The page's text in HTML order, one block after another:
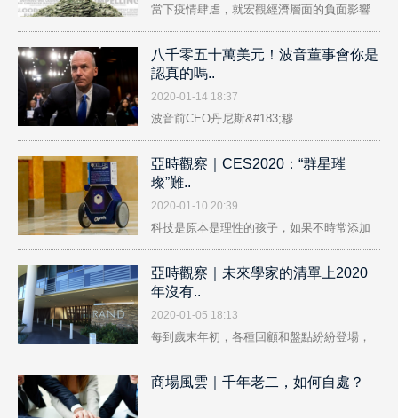
當下疫情肆虐，就宏觀經濟層面的負面影響
八千零五十萬美元！波音董事會你是
認真的嗎..
2020-01-14 18:37
波音前CEO丹尼斯&#183;穆..
亞時觀察｜CES2020：“群星璀
璨”難..
2020-01-10 20:39
科技是原本是理性的孩子，如果不時常添加
亞時觀察｜未來學家的清單上2020
年沒有..
2020-01-05 18:13
每到歲末年初，各種回顧和盤點紛紛登場，
商場風雲｜千年老二，如何自處？